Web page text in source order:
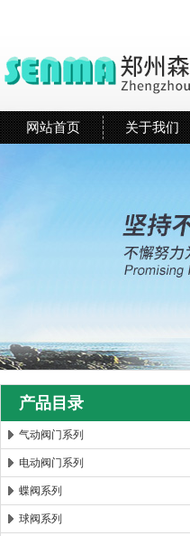
郑州森玛自控阀门
网站首页 关于我们
产品目录
气动阀门系列
电动阀门系列
蝶阀系列
球阀系列